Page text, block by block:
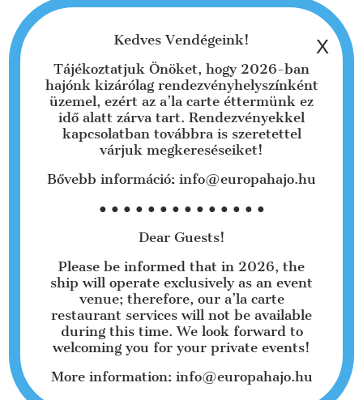
Itt található egy 150 m-es nagyterem, valamint
egy kisebb terem két oldalsó terasszal.
NAPLEMENTE TERASZ 45 m² 30 ülőhellyel
KELETI TERASZ 40 m² 30 ülőhellyel
NYUGAT TERASZ 40 m² 30 ülőhellyel
Kedves Vendégeink!
Tájékoztatjuk Önöket, hogy 2026-ban
hajónk kizárólag rendezvényhelyszínként
üzemel, ezért az a’la carte éttermünk ez
idő alatt zárva tart. Rendezvényekkel
kapcsolatban továbbra is szeretettel
várjuk megkereséseiket!
Bővebb információ: info@europahajo.hu
● ● ● ● ● ● ● ● ● ● ● ● ● ●
Dear Guests!
Please be informed that in 2026, the
ship will operate exclusively as an event
venue; therefore, our a’la carte
restaurant services will not be available
during this time. We look forward to
welcoming you for your private events!
More information: info@europahajo.hu